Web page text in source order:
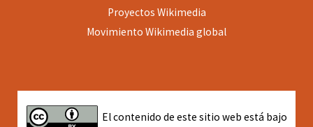
Proyectos Wikimedia
Movimiento Wikimedia global
El contenido de este sitio web está bajo